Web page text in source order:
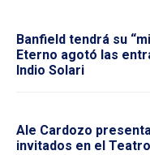
Banfield tendrá su
Eterno agotó las
Indio Solari
Ale Cardozo
invitados en el